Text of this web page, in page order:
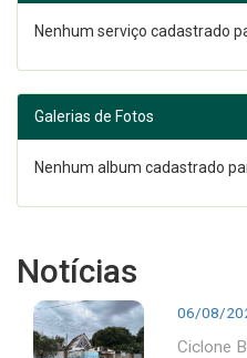
Nenhum serviço cadastrado
Galerias de Fotos
Nenhum album cadastrado
Notícias
06/08/
Ciclone